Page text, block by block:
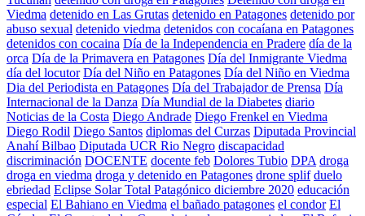
Viedma detenido en Las Grutas detenido en Patagones detenido por
abuso sexual detenido viedma detenidos con cocaíana en Patagones
detenidos con cocaina Día de la Independencia en Pradere día de la
orca Día de la Primavera en Patagones Día del Inmigrante Viedma
día del locutor Día del Niño en Patagones Día del Niño en Viedma
Dia del Periodista en Patagones Día del Trabajador de Prensa Día
Internacional de la Danza Día Mundial de la Diabetes diario
Noticias de la Costa Diego Andrade Diego Frenkel en Viedma
Diego Rodil Diego Santos diplomas del Curzas Diputada Provincial
Anahí Bilbao Diputada UCR Rio Negro discapacidad
discriminación DOCENTE docente feb Dolores Tubio DPA droga
droga en viedma droga y detenido en Patagones drone splif duelo
ebriedad Eclipse Solar Total Patagónico diciembre 2020 educación
especial El Bahiano en Viedma el bañado patagones el condor El